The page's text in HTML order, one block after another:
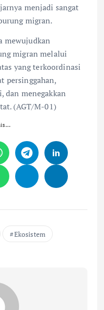
menjadi sangat
migran.
mewujudkan
migran melalui
yang terkoordinasi
persinggahan,
dan menegakkan
(AGT/M-01)
Ekosistem